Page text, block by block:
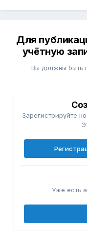
Для
учётную
Вы должны быть
Зарегистрируйте
Уже есть